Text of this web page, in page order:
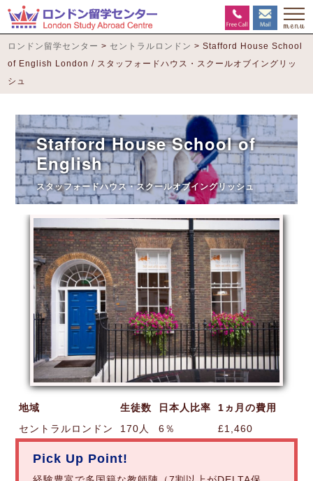
ロンドン留学センター > セントラルロンドン >Stafford House School
of English London / スタッフォードハウス・スクールオブイングリッ
シュ
Stafford House School of
English
スタッフォードハウス・スクールオブイングリッシュ
地域 生徒数 日本人比率
1ヵ月の費用
セントラルロンドン
170人 6％ £1,460
Pick Up Point!